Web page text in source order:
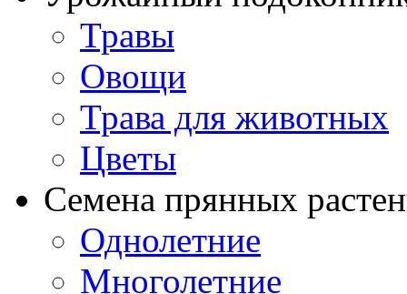
Травы
Овощи
Трава для животных
Цветы
Семена прянных
Однолетние
Многолетние